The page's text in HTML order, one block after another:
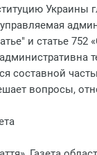
Украины
и статье 752
составной
вопросы,